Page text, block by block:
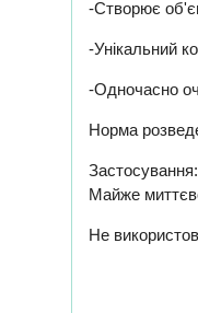
-Створює
-Унікальний
-Одночасно
Норма
Майже
Не